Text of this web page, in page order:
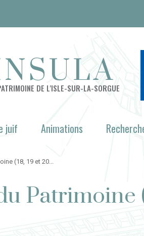
DE L'ISLE-SUR-LA-SORGUE
juif Animations
(18, 19 et 20...
Patrimoine